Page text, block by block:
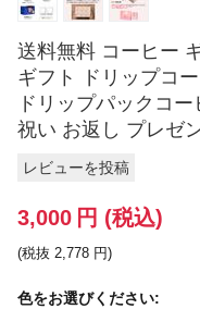
送料無料 コーヒー
ギフト ドリップコ
ドリップパックコ
祝い お返し プレゼ
レビューを投稿
3,000 円 (税込)
(税抜 2,778 円)
色をお選びください: